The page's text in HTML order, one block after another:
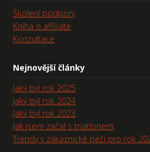
Školení podpory
Kniha o affiliate
Konzultace
Nejnovější články
Jaký byl rok 2025
Jaký byl rok 2024
Jaký byl rok 2023
Jak jsem začal s triatlonem
Trendy v zákaznické péči pro rok